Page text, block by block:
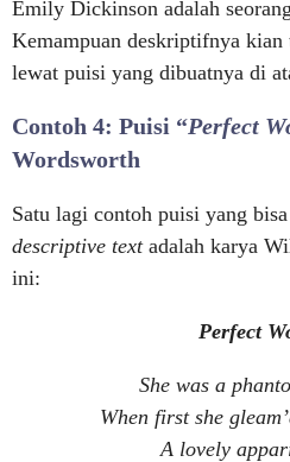
Emily Dickinson adalah
Kemampuan deskriptifnya kian
lewat puisi yang dibuatnya di
Contoh 4: Puisi “Perfect
Wordsworth
Satu lagi contoh puisi yang
descriptive text adalah karya
ini:
Perfect
She was a
When first she
A lovely